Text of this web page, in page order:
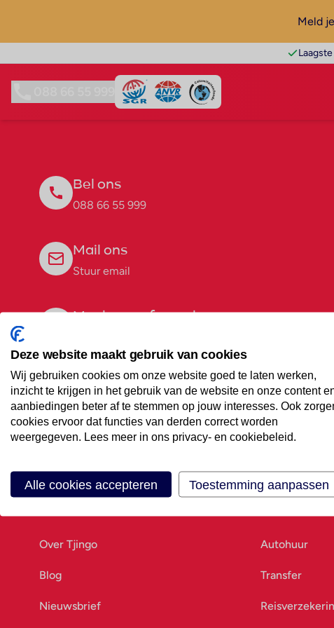
Meld
Bel ons
088 66 55 999
Mail ons
Stuur email
Maak een afspraak
Offerte aanvragen
Vraag offerte aan
Ons bedrijf
Over Tjingo
Blog
Nieuwsbrief
Goed
Autohuur
Transfer
Deze website maakt gebruik van cookies
Wij gebruiken cookies om onze website goed te laten werken,
inzicht te krijgen in het gebruik van de website en onze content
aanbiedingen beter af te stemmen op jouw interesses. Ook
cookies ervoor dat functies van derden correct worden
weergegeven. Lees meer in ons privacy- en cookiebeleid.
Alle cookies accepteren Toestemming aanpassen